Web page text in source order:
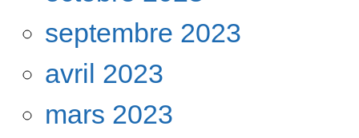
septembre 2023
avril 2023
mars 2023